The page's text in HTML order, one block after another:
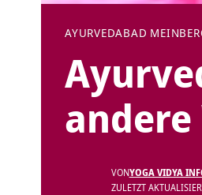
AYURVEDABAD
ZULETZT
VONYOGA VIDYA